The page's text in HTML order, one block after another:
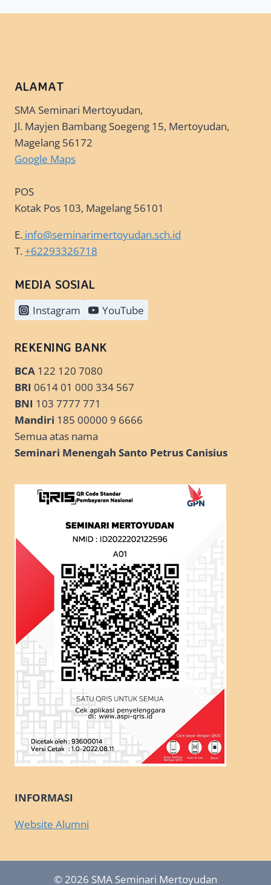
ALAMAT
SMA Seminari Mertoyudan,
Jl. Mayjen Bambang Soegeng 15, Mertoyudan,
Magelang 56172
Google Maps
POS
Kotak Pos 103, Magelang 56101
E. info@seminarimertoyudan.sch.id
T.+62293326718
MEDIA SOSIAL
Instagram YouTube
REKENING BANK
BCA 122 120 7080
BRI 0614 01 000 334 567
BNI 103 7777 771
Mandiri 185 00000 9 6666
Semua atas nama
Seminari Menengah Santo Petrus Canisius
INFORMASI
Website Alumni
© 2026 SMA Seminari Mertoyudan